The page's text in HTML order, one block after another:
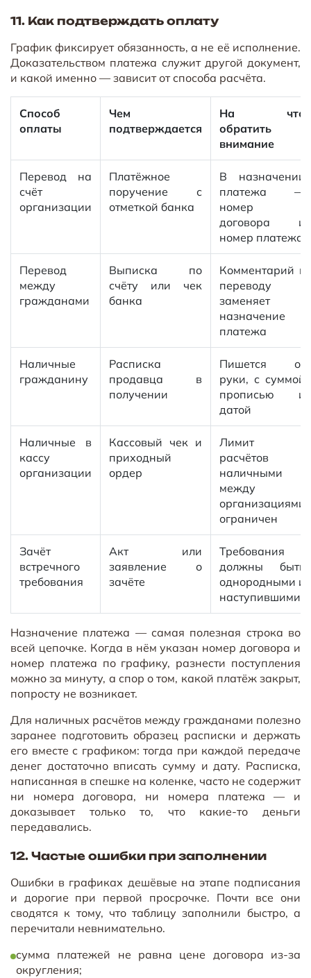
11. Как подтверждать оплату
График фиксирует обязанность, а не её исполнение.
Доказательством платежа служит другой документ,
и какой именно — зависит от способа расчёта.
Способ
оплаты
Чем
подтверждается
На что
обратить
внимание
Перевод на
счёт
организации
Платёжное
поручение с
отметкой банка
В назначении
платежа —
номер
договора и
номер платежа
Перевод
между
гражданами
Выписка по
счёту или чек
банка
Комментарий к
переводу
заменяет
назначение
платежа
Наличные
гражданину
Расписка
продавца в
получении
Пишется от
руки, с суммой
прописью и
датой
Наличные в
кассу
организации
Кассовый чек и
приходный
ордер
Лимит
расчётов
наличными
между
организациями
ограничен
Зачёт
встречного
требования
Акт или
заявление о
зачёте
Требования
должны быть
однородными и
наступившими
Назначение платежа — самая полезная строка во
всей цепочке. Когда в нём указан номер договора и
номер платежа по графику, разнести поступления
можно за минуту, а спор о том, какой платёж закрыт,
попросту не возникает.
Для наличных расчётов между гражданами полезно
заранее подготовить образец расписки и держать
его вместе с графиком: тогда при каждой передаче
денег достаточно вписать сумму и дату. Расписка,
написанная в спешке на коленке, часто не содержит
ни номера договора, ни номера платежа — и
доказывает только то, что какие-то деньги
передавались.
12. Частые ошибки при заполнении
Ошибки в графиках дешёвые на этапе подписания
и дорогие при первой просрочке. Почти все они
сводятся к тому, что таблицу заполнили быстро, а
перечитали невнимательно.
сумма платежей не равна цене договора из-за
округления;